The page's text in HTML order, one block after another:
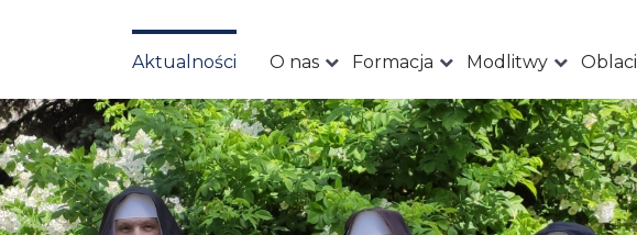
Aktualności O nas Formacja Modlitwy Oblaci